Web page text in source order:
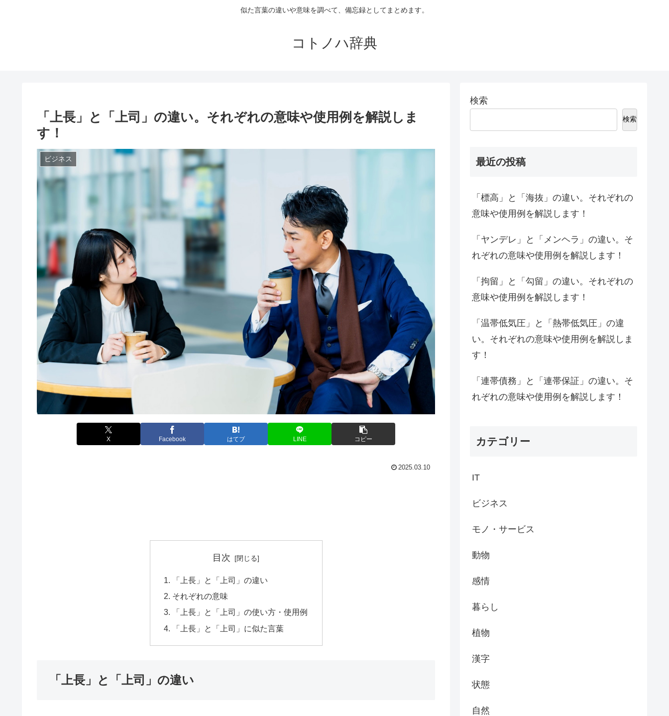
似た言葉の違いや意味を調べて、備忘録としてまとめます。
コトノハ辞典
「上長」と「上司」の違い。それぞれの意味や使用例を解説しま
す！
ビジネス
X Facebook はてブ LINE コピー
2025.03.10
目次
「上長」と「上司」の違い
それぞれの意味
「上長」と「上司」の使い方・使用例
「上長」と「上司」に似た言葉
「上長」と「上司」の違い
検索
検索
最近の投稿
「標高」と「海抜」の違い。それぞれの
意味や使用例を解説します！
「ヤンデレ」と「メンヘラ」の違い。そ
れぞれの意味や使用例を解説します！
「拘留」と「勾留」の違い。それぞれの
意味や使用例を解説します！
「温帯低気圧」と「熱帯低気圧」の違
い。それぞれの意味や使用例を解説しま
す！
「連帯債務」と「連帯保証」の違い。そ
れぞれの意味や使用例を解説します！
カテゴリー
IT
ビジネス
モノ・サービス
動物
感情
暮らし
植物
漢字
状態
自然